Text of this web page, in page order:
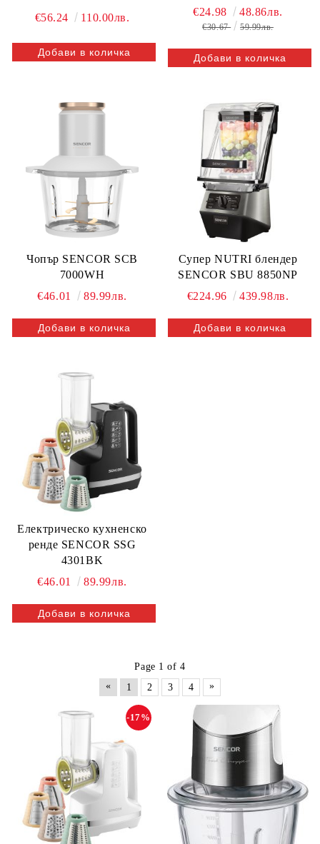
€56.24
110.00лв. €24.98 48.86лв.
€30.67 59.99лв.
Чопър SENCOR SCB
7000WH
€46.01
89.99лв.
Супер NUTRI блендер
SENCOR SBU 8850NP
€224.96
439.98лв.
Електрическо кухненско
ренде SENCOR SSG
4301BK
€46.01
89.99лв.
Page 1 of 4
«
1 2 3 4 »
-17%